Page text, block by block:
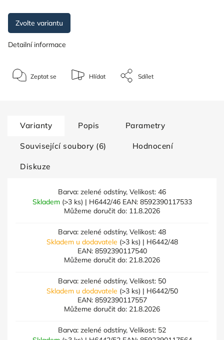
Zvolte variantu
Detailní informace
Zeptat se Hlídat Sdílet
Varianty Popis Parametry
Související soubory (6) Hodnocení
Diskuze
Barva: zelené odstíny, Velikost: 46
Skladem (>3 ks) | H6442/46 EAN: 8592390117533
Můžeme doručit do: 11.8.2026
Barva: zelené odstíny, Velikost: 48
Skladem u dodavatele (>3 ks) | H6442/48
EAN: 8592390117540
Můžeme doručit do: 21.8.2026
Barva: zelené odstíny, Velikost: 50
Skladem u dodavatele (>3 ks) | H6442/50
EAN: 8592390117557
Můžeme doručit do: 21.8.2026
Barva: zelené odstíny, Velikost: 52